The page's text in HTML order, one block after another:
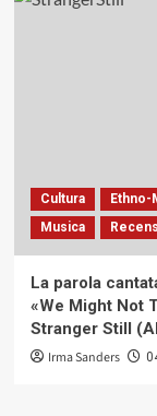
Cultura Ethno-
Musica
La parola
«We Might Not
Stranger Still
Irma Sanders